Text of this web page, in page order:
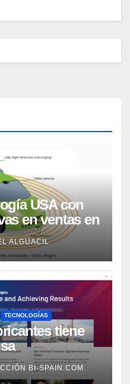
USA con
en ventas en
según
ALGUACIL
TECNOLOGÍAS
tiene
Rockwell
BI-SPAIN.COM